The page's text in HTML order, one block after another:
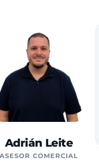
Adrián Leite
ASESOR COMERCIAL